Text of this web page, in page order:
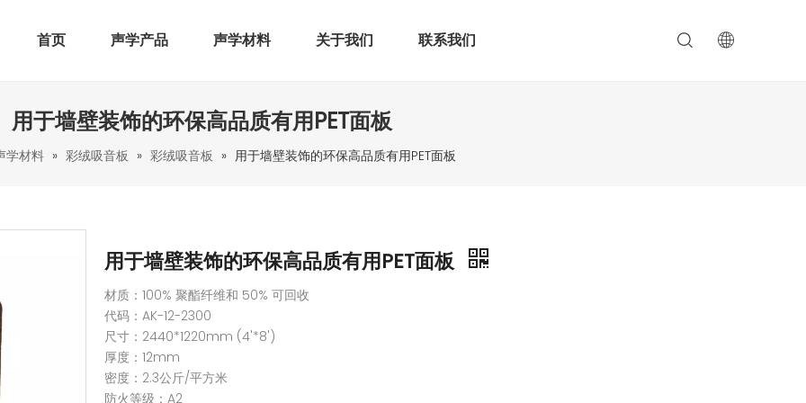
首页 声学产品 声学材料 关于我们 联系我们
用于墙壁装饰的环保高品质有用PET面板
学材料 » 彩绒吸音板 » 彩绒吸音板 » 用于墙壁装饰的环保高品质有用PET面板
用于墙壁装饰的环保高品质有用PET面板
材质：100% 聚酯纤维和 50% 可回收
代码：AK-12-2300
尺寸：2440*1220mm (4'*8')
厚度：12mm
密度：2.3公斤/平方米
防火等级：A2